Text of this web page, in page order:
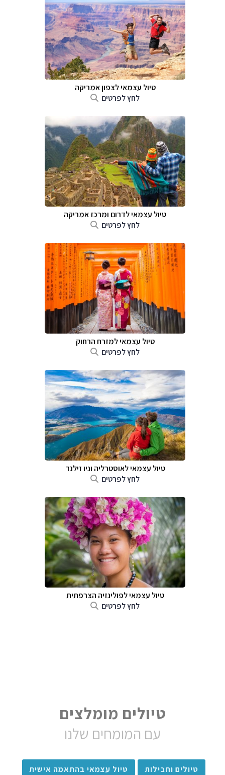
טיול עצמאי לצפון אמריקה
לחץ לפרטים
טיול עצמאי לדרום ומרכז אמריקה
לחץ לפרטים
טיול עצמאי למזרח הרחוק
לחץ לפרטים
טיול עצמאי לאוסטרליה וניו זילנד
לחץ לפרטים
טיול עצמאי לפולינזיה הצרפתית
לחץ לפרטים
טיולים מומלצים
עם המומחים שלנו
טיולים וחבילות טיול עצמאי בהתאמה אישית